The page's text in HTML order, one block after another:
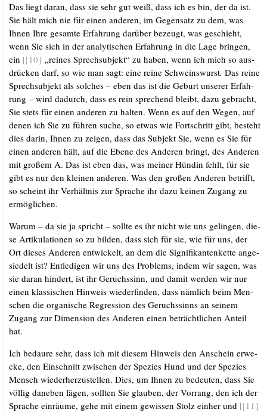
Das liegt dar­an, dass sie sehr gut weiß, dass ich es bin, der da ist.
Sie hält mich nie für einen ande­ren, im Gegen­satz zu dem, was
Ihnen Ihre gesam­te Erfah­rung dar­über bezeugt, was geschieht,
wenn Sie sich in der ana­ly­ti­schen Erfah­rung in die Lage brin­gen,
ein |{10} „rei­nes Sprech­sub­jekt“ zu haben, wenn ich mich so aus­
drü­cken darf, so wie man sagt: eine rei­ne Schweins­wurst. Das rei­ne
Sprech­sub­jekt als sol­ches – eben das ist die Geburt unse­rer Erfah­
rung – wird dadurch, dass es rein spre­chend bleibt, dazu gebracht,
Sie stets für einen ande­ren zu hal­ten. Wenn es auf den Wegen, auf
denen ich Sie zu füh­ren suche, so etwas wie Fort­schritt gibt, besteht
dies dar­in, Ihnen zu zei­gen, dass das Sub­jekt Sie, wenn es Sie für
einen ande­ren hält, auf die Ebe­ne des Ande­ren bringt, des Ande­ren
mit gro­ßem A. Das ist eben das, was mei­ner Hün­din fehlt, für sie
gibt es nur den klei­nen ande­ren. Was den gro­ßen Ande­ren betrifft,
so scheint ihr Ver­hält­nis zur Spra­che ihr dazu kei­nen Zugang zu
ermöglichen.
War­um – da sie ja spricht – soll­te es ihr nicht wie uns gelin­gen, die­
se Arti­ku­la­tio­nen so zu bil­den, dass sich für sie, wie für uns, der
Ort die­ses Ande­ren ent­wi­ckelt, an dem die Signi­fi­kan­ten­ket­te ange­
sie­delt ist? Ent­le­di­gen wir uns des Pro­blems, indem wir sagen, was
sie dar­an hin­dert, ist ihr Geruchs­sinn, und damit wer­den wir nur
einen klas­si­schen Hin­weis wie­der­fin­den, dass näm­lich beim Men­
schen die orga­ni­sche Regres­si­on des Geruchs­sinns an sei­nem
Zugang zur Dimen­si­on des Ande­ren einen beträcht­li­chen Anteil
hat.
Ich bedau­re sehr, dass ich mit die­sem Hin­weis den Anschein erwe­
cke, den Ein­schnitt zwi­schen der Spe­zi­es Hund und der Spe­zi­es
Mensch wie­der­her­zu­stel­len. Dies, um Ihnen zu bedeu­ten, dass Sie
völ­lig dane­ben lägen, soll­ten Sie glau­ben, der Vor­rang, den ich der
Spra­che ein­räu­me, gehe mit einem gewis­sen Stolz ein­her und |{11}